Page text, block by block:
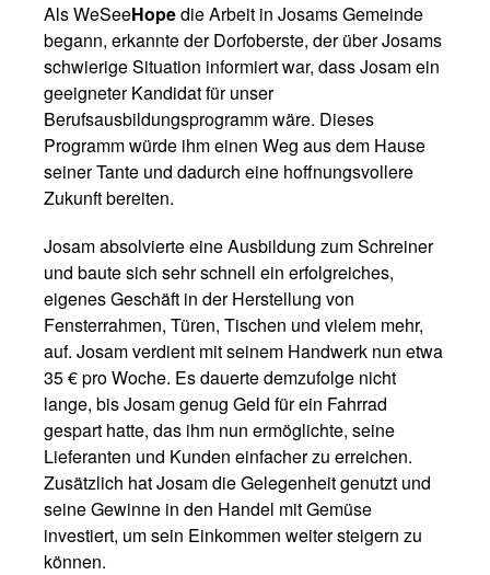
Als WeSeeHopedie Arbeit in Josams Gemeinde
begann, erkannte der Dorfoberste, der über Josams
schwierige Situation informiert war, dass Josam ein
geeigneter Kandidat für unser
Berufsausbildungsprogramm wäre. Dieses
Programm würde ihm einen Weg aus dem Hause
seiner Tante und dadurch eine hoffnungsvollere
Zukunft bereiten.
Josam absolvierte eine Ausbildung zum Schreiner
und baute sich sehr schnell ein erfolgreiches,
eigenes Geschäft in der Herstellung von
Fensterrahmen, Türen, Tischen und vielem mehr,
auf. Josam verdient mit seinem Handwerk nun etwa
35 € pro Woche. Es dauerte demzufolge nicht
lange, bis Josam genug Geld für ein Fahrrad
gespart hatte, das ihm nun ermöglichte, seine
Lieferanten und Kunden einfacher zu erreichen.
Zusätzlich hat Josam die Gelegenheit genutzt und
seine Gewinne in den Handel mit Gemüse
investiert, um sein Einkommen weiter steigern zu
können.